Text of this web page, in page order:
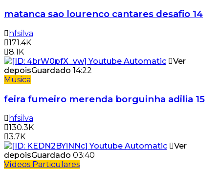
matanca sao lourenco cantares desafio 14
hfsilva
171.4K
8.1K
Ver
depoisGuardado 14:22
Musica
feira fumeiro merenda borguinha adilia 15
hfsilva
130.3K
3.7K
Ver
depoisGuardado 03:40
Vídeos Particulares